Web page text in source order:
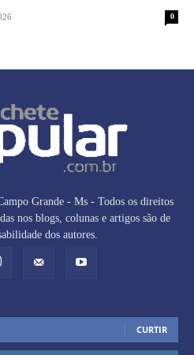
0
Grande - Ms - Todos os direitos
nos blogs, colunas e artigos são de
dos autores.
CURTIR